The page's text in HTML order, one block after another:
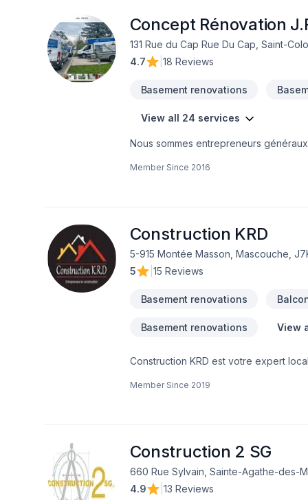
Concept Rénovation
131 Rue du Cap Rue Du Cap, Saint-
4.7
18 Reviews
Basement renovations
View all 24 services
Nous sommes entrepreneurs
et nous nous spécialisons
Adèle, ce qui nous permet
maximiser votre investissement,Une
vos travaux à une équipe
le confort de votre propriété.
Member Since 2016
Construction KRD
5-915 Montée Masson, Mascouche,
5
15 Reviews
Basement renovations
Basement renovations View
Construction KRD est votre expert
bain, Sous-sol dans les secteurs de
Member Since 2019
Construction 2 SG
660 Rue Sylvain, Sainte-Agathe-des-
4.9
13 Reviews